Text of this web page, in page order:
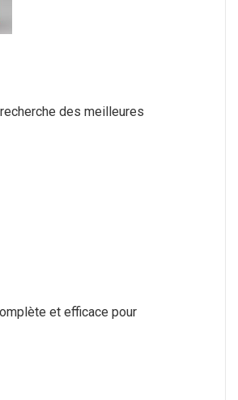
des meilleures
et efficace pour